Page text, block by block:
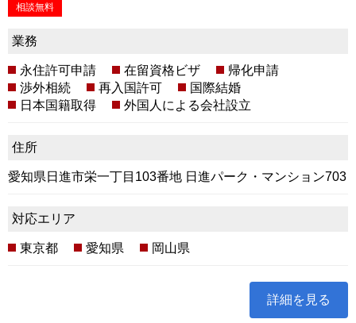
相談無料
業務
永住許可申請 在留資格ビザ
帰化申請
渉外相続
再入国許可
国際結婚
日本国籍取得
外国人による会社設立
住所
愛知県日進市栄一丁目103番地 日進パーク・マンション703
対応エリア
東京都 愛知県 岡山県
詳細を見る